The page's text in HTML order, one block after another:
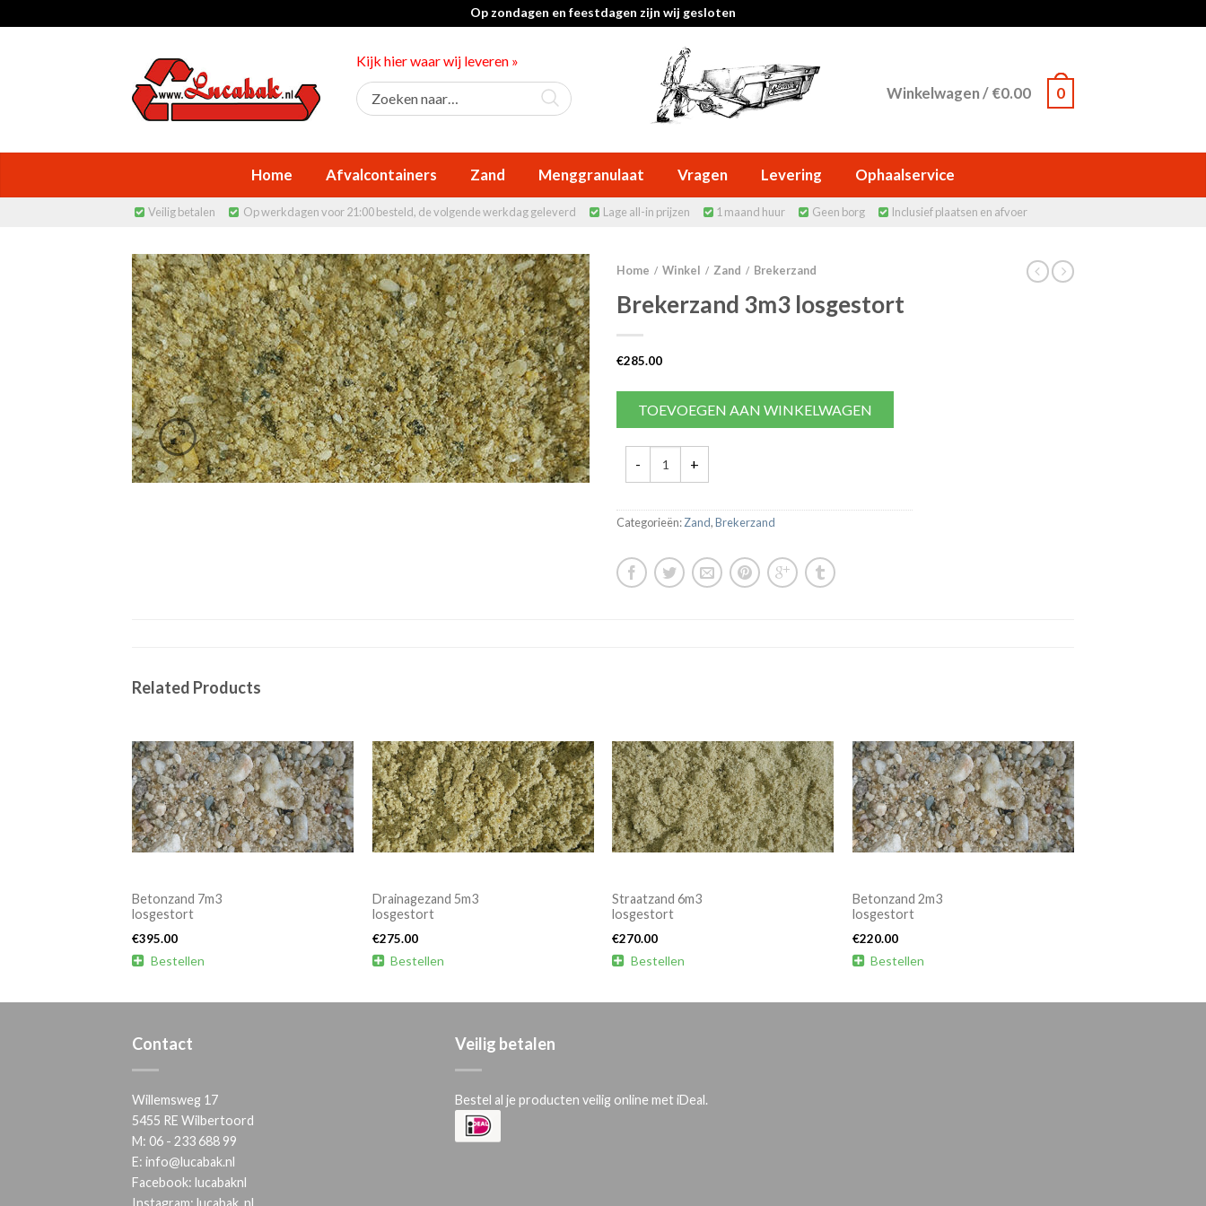
Op zondagen en feestdagen zijn wij gesloten
Kijk hier waar wij leveren »
Winkelwagen/€0.00 0
Home Afvalcontainers Zand Menggranulaat Vragen Levering Ophaalservice
 Veilig betalen  Op werkdagen voor 21:00 besteld, de volgende werkdag geleverd  Lage all-in prijzen  1 maand huur  Geen borg  Inclusief plaatsen en afvoer
Home / Winkel / Zand / Brekerzand
Brekerzand 3m3 losgestort
€285.00
TOEVOEGEN AAN WINKELWAGEN
Categorieën:Zand,Brekerzand
Related Products
Betonzand 7m3
losgestort
€395.00
 Bestellen
Drainagezand 5m3
losgestort
€275.00
 Bestellen
Straatzand 6m3
losgestort
€270.00
 Bestellen
Betonzand 2m3
losgestort
€220.00
 Bestellen
Contact
Willemsweg 17
5455 RE Wilbertoord
M: 06 - 233 688 99
E: info@lucabak.nl
Facebook: lucabaknl
Instagram: lucabak_nl
Veilig betalen
Bestel al je producten veilig online met iDeal.